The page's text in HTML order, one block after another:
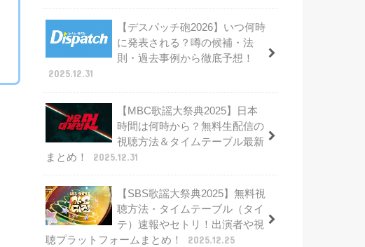
【デスパッチ砲2026】いつ何時
に発表される？噂の候補・法
則・過去事例から徹底予想！
2025.12.31
【MBC歌謡大祭典2025】日本
時間は何時から？無料生配信の
視聴方法＆タイムテーブル最新
まとめ！
2025.12.31
【SBS歌謡大祭典2025】無料視
聴方法・タイムテーブル（タイ
テ）速報やセトリ！出演者や視
聴プラットフォームまとめ！
2025.12.25